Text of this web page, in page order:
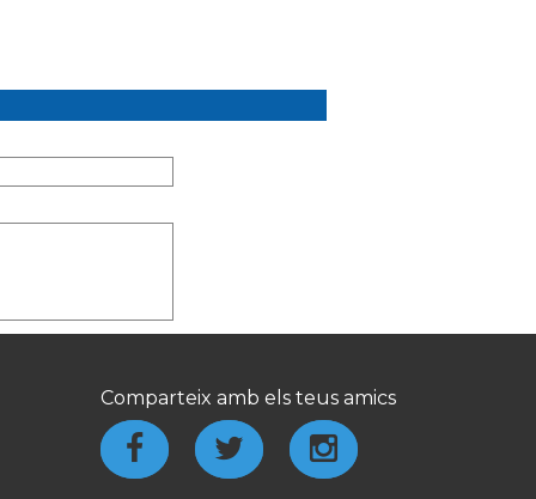
Comparteix amb els teus amics